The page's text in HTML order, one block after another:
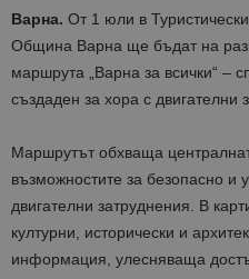
Варна. От 1 юли в
Община Варна ще бъдат на
маршрута „Варна за всички“ –
създаден за хора с двигателни
Маршрутът обхваща
възможностите за безопасно и
двигателни затруднения. В
културни, исторически и
информация, улесняваща